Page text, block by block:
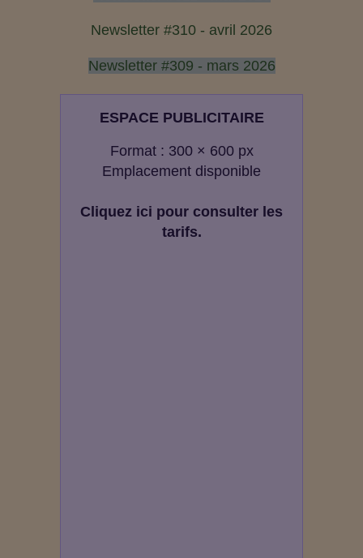
Newsletter #310 - avril 2026
Newsletter #309 - mars 2026
ESPACE PUBLICITAIRE
Format : 300 × 600 px
Emplacement disponible
Cliquez ici pour consulter les
tarifs.